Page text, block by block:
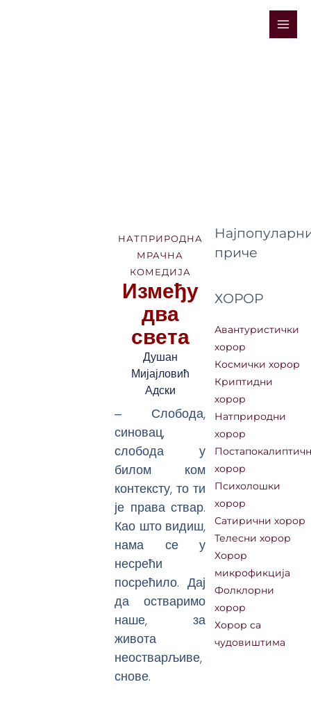
Main
НАТПРИРОДНА
МРАЧНА
КОМЕДИЈА
Између
два
света
Душан
Мијајловић
Адски
‒ Слобода,
синовац,
слобода у
билом ком
контексту, то ти
је права ствар.
Као што видиш,
нама се у
несрећи
посрећило. Дај
да остваримо
наше, за
живота
неостварљиве,
снове.
приче
ХОРОР
Авантуристички
хорор
Космички хорор
Криптидни
хорор
Натприродни
хорор
хорор
Психолошки
хорор
Сатирични хорор
Телесни хорор
Хорор
микрофикција
Фолклорни
хорор
Хорор са
чудовиштима